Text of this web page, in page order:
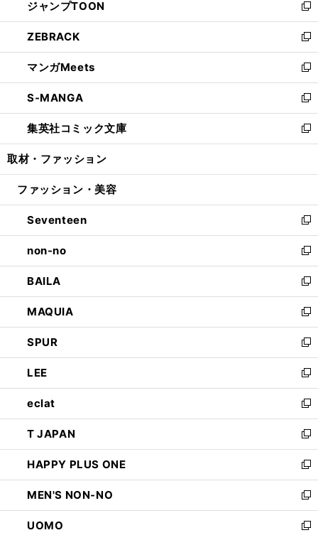
く
で
開
く
ド
ウ
で
開
く
ィ
ン
ド
ウ
で
開
く
い
ウ
ィ
ン
ド
ウ
で
開
く
ジャンプTOON
新
し
い
ウ
ィ
ン
ド
ウ
で
開
ZEBRACK
新
し
い
ウ
ィ
ン
ド
ウ
開
マンガMeets
新
し
い
ウ
ィ
ン
ウ
開
く
S-MANGA
新
し
い
ウ
ン
ウ
で
開
く
集英社コミック文庫
新
し
ウ
ン
ド
ウ
で
開
く
取材・ファッション
ファッション・美容
Seventeen
新
し
い
ウ
ィ
ン
ド
ウ
で
開
く
non-no
新
し
い
ウ
ィ
ン
ド
ウ
で
開
く
BAILA
新
し
い
ウ
ィ
ン
ド
ウ
で
開
く
MAQUIA
新
し
い
ウ
ィ
ン
ド
ウ
で
開
く
SPUR
新
し
い
ウ
ィ
ン
ド
ウ
で
開
く
LEE
新
し
い
ウ
ィ
ン
ド
ウ
で
開
く
eclat
新
し
い
ウ
ィ
ン
ド
ウ
で
T JAPAN
新
し
い
ウ
ィ
ン
ド
HAPPY PLUS ONE
新
し
い
ウ
ィ
MEN'S NON-NO
新
し
い
UOMO
新